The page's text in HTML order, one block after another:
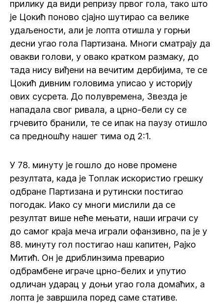
прилику да види репризу првог гола, тако што
је Цокић поново сјајно шутирао са велике
удаљености, али је лопта отишла у горњи
десни угао гола Партизана. Многи сматрају да
овакви голови, у овако кратком размаку, до
тада нису виђени на вечитим дербијима, те се
Цокић дивним головима уписао у историју
ових сусрета. До полувремена, Звезда је
нападала свог ривала, а црно-бели су се
грчевито бранили, те се ипак на паузу отишло
са предношћу нашег тима од 2:1.
У 78. минуту је гошло до нове промене
резултата, када је Топлак искористио грешку
одбране Партизана и рутински постигао
погодак. Иако су многи мислили да се
резултат више неће мењати, наши играчи су
до самог краја меча играли офанзивно, па је у
88. минуту гол постигао наш капитен, Рајко
Митић. Он је дриблинзима преварио
одбрамбене играче црно-белих и упутио
одличан ударац у доњи угао гола домаћих, а
лопта је завршила поред саме стативе.